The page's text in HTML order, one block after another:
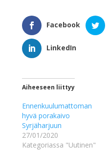
Facebook
LinkedIn
Aiheeseen liittyy
Ennenkuulumattoman
hyvä porakaivo
Syrjäharjuun
27/01/2020
Kategoriassa "Uutinen"